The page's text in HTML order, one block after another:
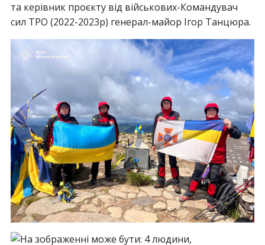
та керівник проєкту від військових-Командувач
сил ТРО (2022-2023р) генерал-майор Ігор Танцюра.